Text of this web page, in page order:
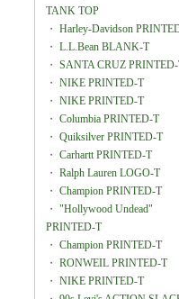
TANK TOP
・ Harley-Davidson
・ L.L.Bean BLANK-T
・ SANTA CRUZ
・ NIKE PRINTED-T
・ NIKE PRINTED-T
・ Columbia PRINTED-T
・ Quiksilver PRINTED-T
・ Carhartt PRINTED-T
・ Ralph Lauren LOGO-T
・ Champion PRINTED-T
・ "Hollywood Undead"
PRINTED-T
・ Champion PRINTED-T
・ RONWEIL PRINTED-T
・ NIKE PRINTED-T